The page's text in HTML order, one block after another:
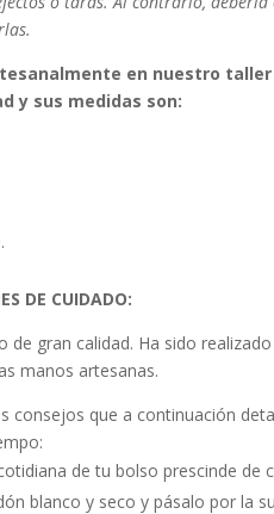
en nuestro taller
y sus medidas son:
DE CUIDADO:
de gran calidad. Ha sido
manos artesanas.
consejos que a continuación
de tu bolso prescinde de
blanco y seco y pásalo por la